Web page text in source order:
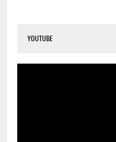
YOUTUBE